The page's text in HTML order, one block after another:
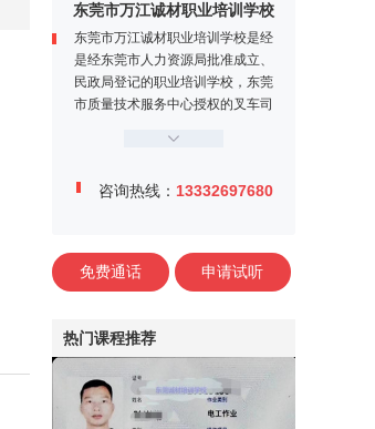
东莞市万江诚材职业培训学校
东莞市万江诚材职业培训学校是经
是经东莞市人力资源局批准成立、
民政局登记的职业培训学校，东莞
市质量技术服务中心授权的叉车司
师资力量雄厚，学校内设电工实训
咨询热线： 13332697680
免费通话 申请试听
热门课程推荐